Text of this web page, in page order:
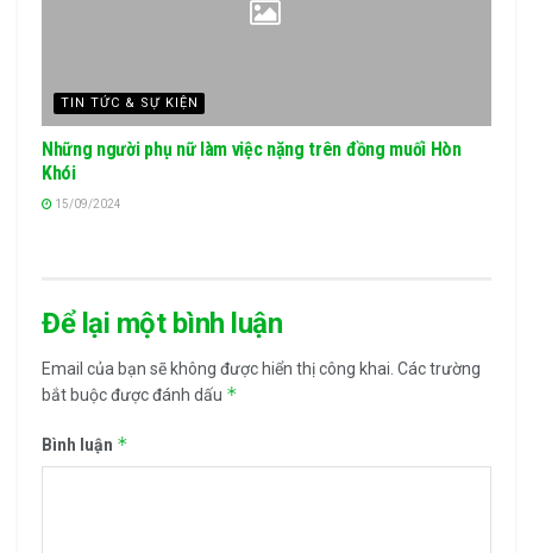
TIN TỨC & SỰ KIỆN
Những người phụ nữ làm việc nặng trên đồng muối Hòn
Khói
15/09/2024
Để lại một bình luận
Email của bạn sẽ không được hiển thị công khai. Các trường
bắt buộc được đánh dấu *
Bình luận *